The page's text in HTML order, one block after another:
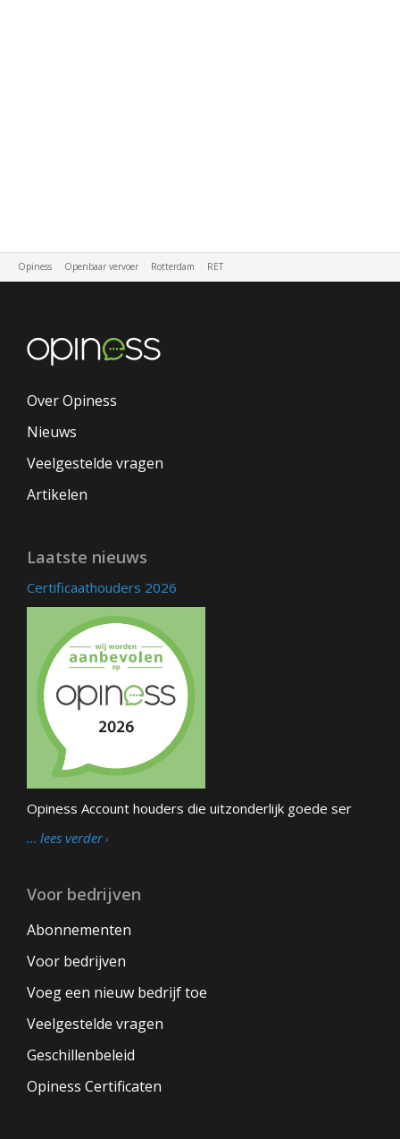
Opiness Openbaar vervoer Rotterdam RET
Over Opiness
Nieuws
Veelgestelde vragen
Artikelen
Laatste nieuws
Certificaathouders 2026
Opiness Account houders die uitzonderlijk goede ser
… lees verder
Voor bedrijven
Abonnementen
Voor bedrijven
Voeg een nieuw bedrijf toe
Veelgestelde vragen
Geschillenbeleid
Opiness Certificaten